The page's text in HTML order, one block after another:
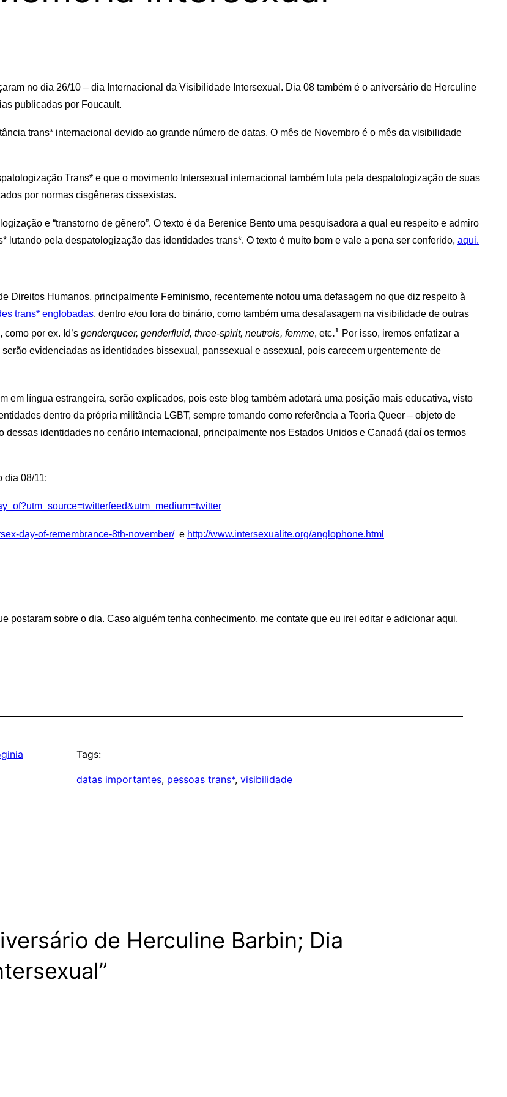
no dia 26/10 – dia Internacional da Visibilidade Intersexual. Dia 08 também é o aniversário de Herculine
publicadas por Foucault.
trans* internacional devido ao grande número de datas. O mês de Novembro é o mês da visibilidade
Trans* e que o movimento Intersexual internacional também luta pela despatologização de suas
por normas cisgêneras cissexistas.
e “transtorno de gênero”. O texto é da Berenice Bento uma pesquisadora a qual eu respeito e admiro
lutando pela despatologização das identidades trans*. O texto é muito bom e vale a pena ser conferido, aqui.
Direitos Humanos, principalmente Feminismo, recentemente notou uma defasagem no que diz respeito à
trans* englobadas, dentro e/ou fora do binário, como também uma desafasagem na visibilidade de outras
por ex. Id’s genderqueer, genderfluid, three-spirit, neutrois, femme, etc.1
Por isso, iremos enfatizar a
serão evidenciadas as identidades bissexual, panssexual e assexual, pois carecem urgentemente de
em língua estrangeira, serão explicados, pois este blog também adotará uma posição mais educativa, visto
dentro da própria militância LGBT, sempre tomando como referência a Teoria Queer – objeto de
dessas identidades no cenário internacional, principalmente nos Estados Unidos e Canadá (daí os termos
dia 08/11:
day-of-remembrance-8th-november/e http://www.intersexualite.org/anglophone.html
postaram sobre o dia. Caso alguém tenha conhecimento, me contate que eu irei editar e adicionar aqui.
Tags:
datas importantes, pessoas trans*, visibilidade
de Herculine Barbin; Dia